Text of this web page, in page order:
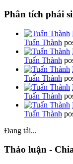
Phân tích phái
Tuấn Thành
Tuấn Thành
Tuấn Thành
Tuấn Thành
Tuấn Thành
Đang tải...
Thảo luận -